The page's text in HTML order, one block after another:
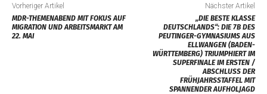
Vorheriger Artikel
MDR-THEMENABEND MIT FOKUS AUF
MIGRATION UND ARBEITSMARKT AM
22. MAI
Nächster Artikel
„DIE BESTE KLASSE
DEUTSCHLANDS“: DIE 7B DES
PEUTINGER-GYMNASIUMS AUS
ELLWANGEN (BADEN-
WÜRTTEMBERG) TRIUMPHIERT IM
SUPERFINALE IM ERSTEN /
ABSCHLUSS DER
FRÜHJAHRSSTAFFEL MIT
SPANNENDER AUFHOLJAGD